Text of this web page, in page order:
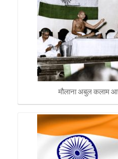
मौलाना अबुल कलाम